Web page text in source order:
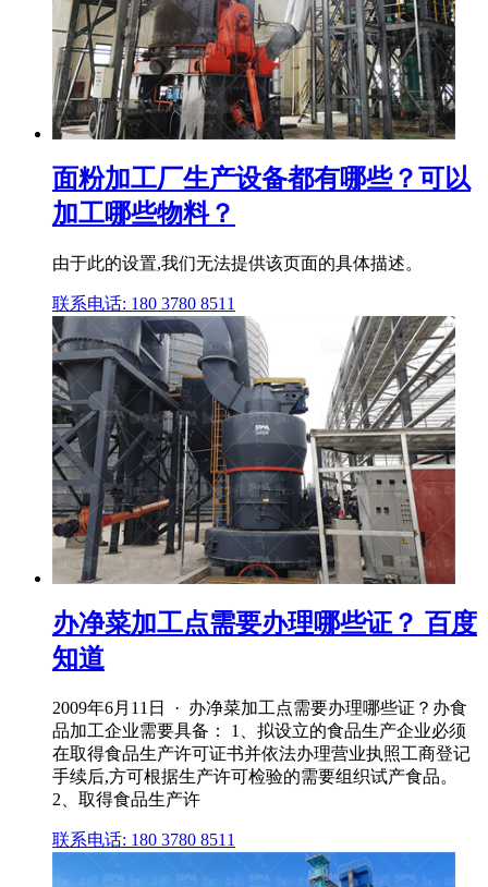
面粉加工厂生产设备都有哪些？可以
加工哪些物料？
由于此的设置,我们无法提供该页面的具体描述。
联系电话: 180 3780 8511
办净菜加工点需要办理哪些证？ 百度
知道
2009年6月11日 · 办净菜加工点需要办理哪些证？办食
品加工企业需要具备： 1、拟设立的食品生产企业必须
在取得食品生产许可证书并依法办理营业执照工商登记
手续后,方可根据生产许可检验的需要组织试产食品。
2、取得食品生产许
联系电话: 180 3780 8511